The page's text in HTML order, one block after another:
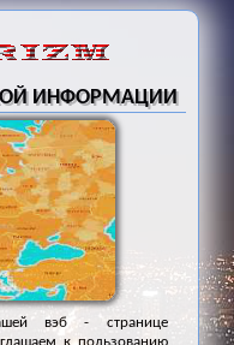
ИНФОРМАЦИИ
вэб - странице